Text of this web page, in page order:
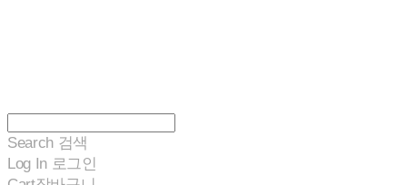
Search 검색
Log In 로그인